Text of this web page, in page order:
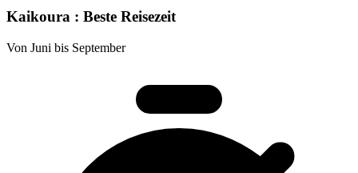
Kaikoura : Beste Reisezeit
Von Juni bis September